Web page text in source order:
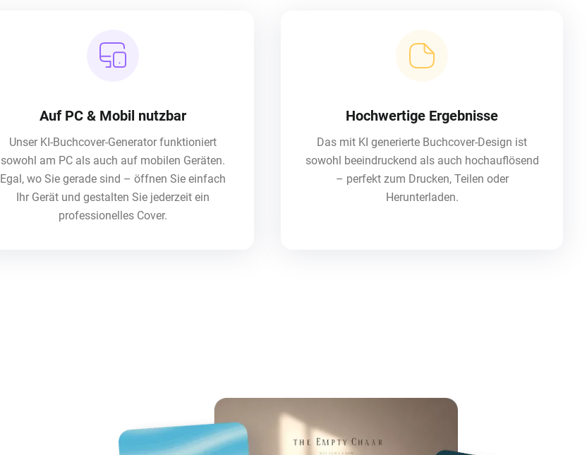
Auf PC & Mobil nutzbar
Unser KI-Buchcover-Generator funktioniert
sowohl am PC als auch auf mobilen Geräten.
Egal, wo Sie gerade sind – öffnen Sie einfach
Ihr Gerät und gestalten Sie jederzeit ein
professionelles Cover.
Hochwertige Ergebnisse
Das mit KI generierte Buchcover-Design ist
sowohl beeindruckend als auch hochauflösend
– perfekt zum Drucken, Teilen oder
Herunterladen.